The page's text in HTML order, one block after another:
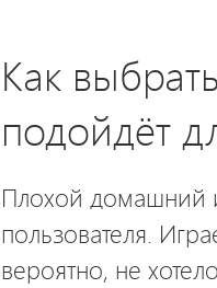
Как
подойдёт
Плохой домашний
пользователя.
вероятно, не